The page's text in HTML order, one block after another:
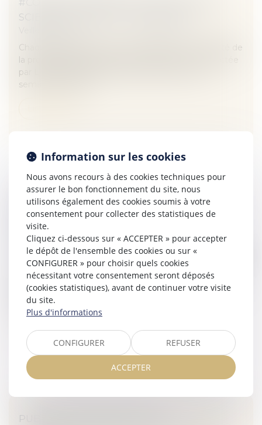
#COPYRIGHTMADNESS : LEGO, VELCRO,
SCIENCE OUVERTE... - NUMERAMA
Chaque week-end, c'est la compilation de l'actualité de
la propriété intellectuelle et de ses dérives, concoctée
par Lionel Maurel et Thomas Fourmeux. Cette
semaine, le Copyr...
RESPONSABILITÉ POUR FAUTE DE
L’HÔPITAL EN CAS DE BLOC OPÉRATOIRE
INDISPONIBLE - MACSF EXERCICE
PROFESSIONNEL
Veille juridique
Le Conseil d’Etat décide, dans un arrêt du 19 juillet
2017, que l’indisponibilité de la salle d’opération dans le
délai exigé par l’état de santé du patient révèle une
faute dan...
Lire la suite
PUBLICITÉ MODERNE D'UNE
Information sur les cookies
Nous avons recours à des cookies techniques pour
assurer le bon fonctionnement du site, nous
utilisons également des cookies soumis à votre
consentement pour collecter des statistiques de
visite.
Cliquez ci-dessous sur « ACCEPTER » pour accepter
le dépôt de l'ensemble des cookies ou sur «
CONFIGURER » pour choisir quels cookies
nécessitant votre consentement seront déposés
(cookies statistiques), avant de continuer votre visite
du site.
Plus d'informations
CONFIGURER REFUSER
ACCEPTER